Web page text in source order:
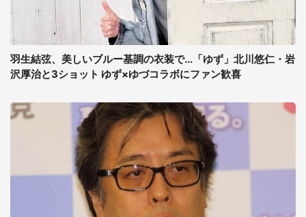
羽生結弦、美しいブルー基調の衣装で...「ゆず」北川悠仁・岩
沢厚治と3ショット ゆず×ゆづコラボにファン歓喜